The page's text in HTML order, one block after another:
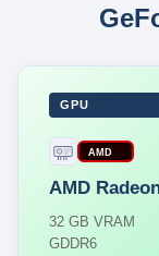
GPU
AMD
AMD
32 GB VRAM
GDDR6